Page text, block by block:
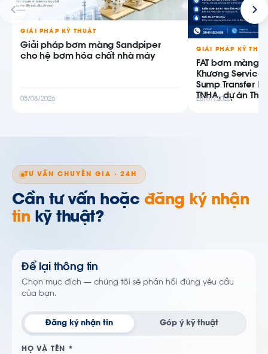
GIẢI PHÁP KỸ THUẬT
Giải pháp bơm màng Sandpiper
cho hệ bơm hóa chất nhà máy
05/08/2026
GIẢI PHÁP KỸ
FAT bơm màng
Khương
Sump Transfer
TNHA, dự án
28/07/2026
TƯ VẤN CHUYÊN GIA · 24H
Cần tư vấn hoặc đăng ký nhận
tin kỹ thuật?
Để lại thông tin
Chọn mục đích — chúng tôi sẽ phản hồi đúng yêu cầu
của bạn.
Đăng ký nhận tin Góp ý kỹ thuật
HỌ VÀ TÊN *